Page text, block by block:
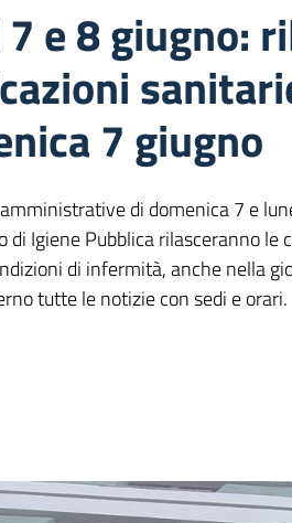
e 8 giugno:
7 giugno
di domenica 7 e
di Igiene Pubblica rilasceranno le
di infermità, anche nella
tutte le notizie con sedi e orari.